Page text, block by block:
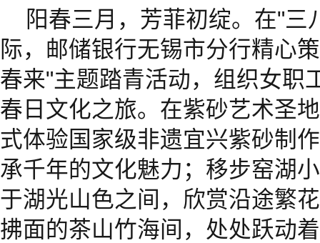
阳春三月，芳菲初绽。在"三
际，邮储银行无锡市分行精心
春来"主题踏青活动，组织女职
春日文化之旅。在紫砂艺术圣
式体验国家级非遗宜兴紫砂制
承千年的文化魅力；移步窑湖
于湖光山色之间，欣赏沿途繁
拂面的茶山竹海间，处处跃动